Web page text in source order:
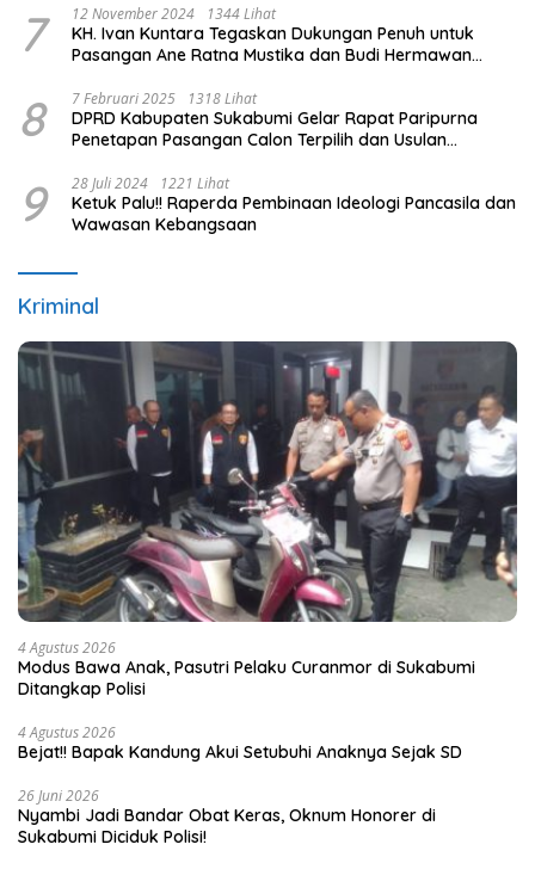
7 12 November 2024 1344 Lihat
KH. Ivan Kuntara Tegaskan Dukungan Penuh untuk
Pasangan Ane Ratna Mustika dan Budi Hermawan
8 7 Februari 2025 1318 Lihat
DPRD Kabupaten Sukabumi Gelar Rapat Paripurna
Penetapan Pasangan Calon Terpilih dan Usulan
9 28 Juli 2024 1221 Lihat
Ketuk Palu!! Raperda Pembinaan Ideologi Pancasila dan
Wawasan Kebangsaan
Kriminal
4 Agustus 2026
Modus Bawa Anak, Pasutri Pelaku Curanmor di Sukabumi
Ditangkap Polisi
4 Agustus 2026
Bejat!! Bapak Kandung Akui Setubuhi Anaknya Sejak SD
26 Juni 2026
Nyambi Jadi Bandar Obat Keras, Oknum Honorer di
Sukabumi Diciduk Polisi!